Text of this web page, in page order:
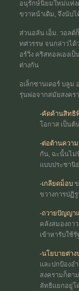
อนุรักษ์นิยมใหม่แห่ง
ขวาหน้าเดิม, จึงนับ
ส่วนอลัน เอ็ม. วอล
ทศวรรษ จนกล่าวไ
อร์วิ่ง คริสทอลเองเ
ต่างกัน
อเล็กซานเดอร์ บลูม
รุ่นพ่อจากสมัยสงครา
-คัดค้านสิทธิ
โอกาส เป็นต้
-ต่อต้านควา
กัน, ฉะนั้นไม่
แบบประชานิ
-เกลียดม็อบ
ขวางการปฏิ
-ถวายปัญญา
คลังสมองถา
เข้าหารับใช้
-นโยบายต่าง
และปกป้องอ
สงครามก็ตา
ลัทธิแยกอยู่โ